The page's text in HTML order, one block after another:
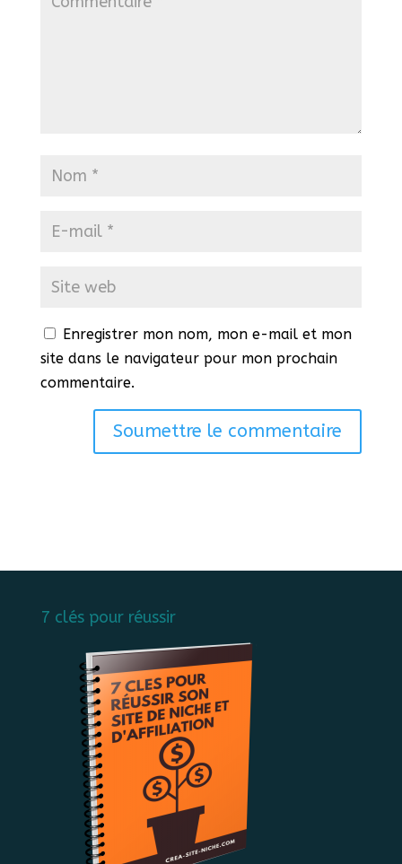
Enregistrer mon nom, mon e-mail et mon
site dans le navigateur pour mon prochain
commentaire.
Soumettre le commentaire
7 clés pour réussir